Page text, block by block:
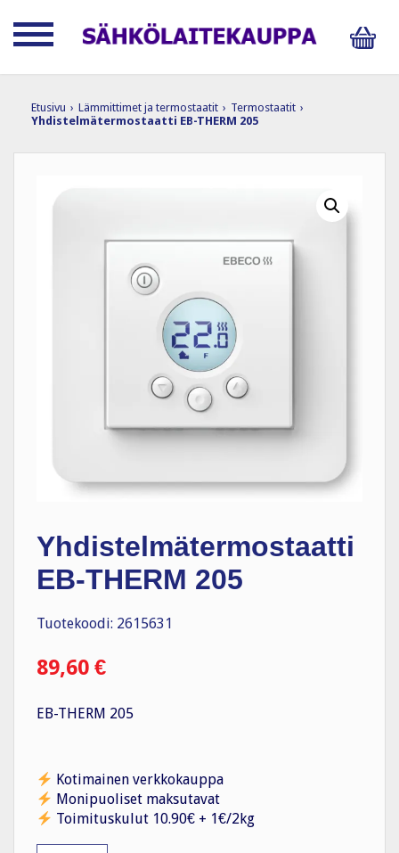
Etusivu › Lämmittimet ja termostaatit › Termostaatit ›
Yhdistelmätermostaatti EB-THERM 205
Yhdistelmätermostaatti
EB-THERM 205
Tuotekoodi: 2615631
89,60 €
EB-THERM 205
Kotimainen verkkokauppa
Monipuoliset maksutavat
Toimituskulut 10.90€ + 1€/2kg